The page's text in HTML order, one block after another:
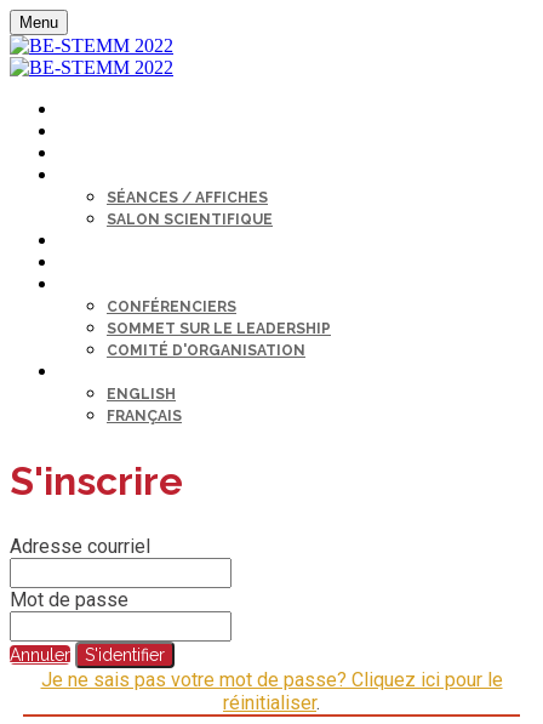
Menu
SÉANCES / AFFICHES
SALON SCIENTIFIQUE
CONFÉRENCIERS
SOMMET SUR LE LEADERSHIP
COMITÉ D'ORGANISATION
ENGLISH
FRANÇAIS
S'inscrire
Adresse courriel
Mot de passe
Annuler S'identifier
Je ne sais pas votre mot de passe? Cliquez ici pour le
réinitialiser.